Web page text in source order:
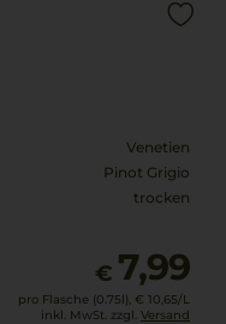
Venetien
Pinot Grigio
trocken
€ 7,99
pro Flasche (0.75l), € 10,65/L
inkl. MwSt. zzgl. Versand